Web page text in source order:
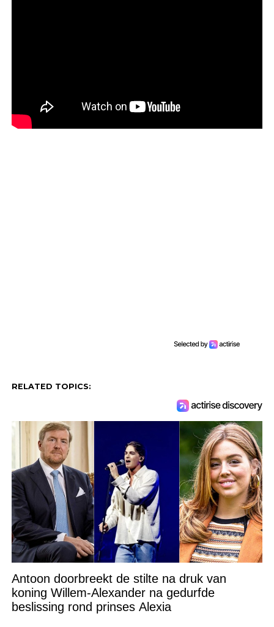
RELATED TOPICS:
Antoon doorbreekt de stilte na druk van
koning Willem-Alexander na gedurfde
beslissing rond prinses Alexia